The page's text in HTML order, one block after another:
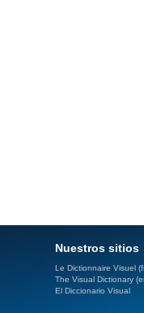
Nuestros sitios
Le Dictionnaire Visuel
The Visual Dictionary
El Diccionario Visual